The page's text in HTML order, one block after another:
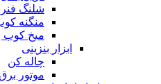
شلنگ
منگنه
میخ کوب
ابزار بنزینی
چاله کن
موتور برق